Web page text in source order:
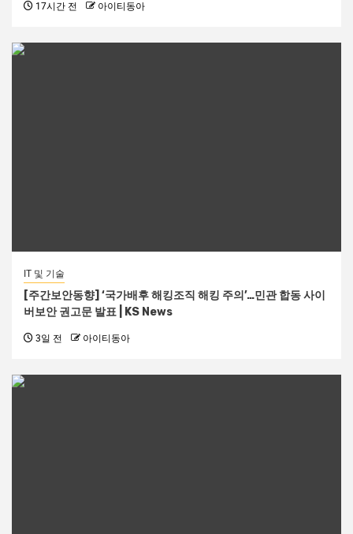
17시간 전 아이티동아
IT 및 기술
[주간보안동향] ‘국가배후 해킹조직 해킹 주의’…민관 합동 사이
버보안 권고문 발표 | KS News
3일 전 아이티동아